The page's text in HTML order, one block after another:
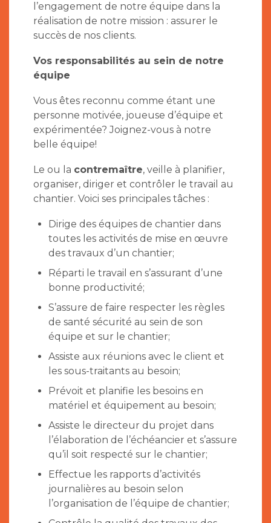
l’engagement de notre équipe dans la
réalisation de notre mission : assurer le
succès de nos clients.
Vos responsabilités au sein de notre
équipe
Vous êtes reconnu comme étant une
personne motivée, joueuse d’équipe et
expérimentée? Joignez-vous à notre
belle équipe!
Le ou la contremaître, veille à planifier,
organiser, diriger et contrôler le travail au
chantier. Voici ses principales tâches :
Dirige des équipes de chantier dans
toutes les activités de mise en œuvre
des travaux d’un chantier;
Réparti le travail en s’assurant d’une
bonne productivité;
S’assure de faire respecter les règles
de santé sécurité au sein de son
équipe et sur le chantier;
Assiste aux réunions avec le client et
les sous-traitants au besoin;
Prévoit et planifie les besoins en
matériel et équipement au besoin;
Assiste le directeur du projet dans
l’élaboration de l’échéancier et s’assure
qu’il soit respecté sur le chantier;
Effectue les rapports d’activités
journalières au besoin selon
l’organisation de l’équipe de chantier;